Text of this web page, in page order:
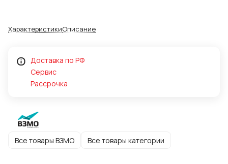
ХарактеристикиОписание
Доставка по РФ
Сервис
Рассрочка
Все товары ВЗМО Все товары категории